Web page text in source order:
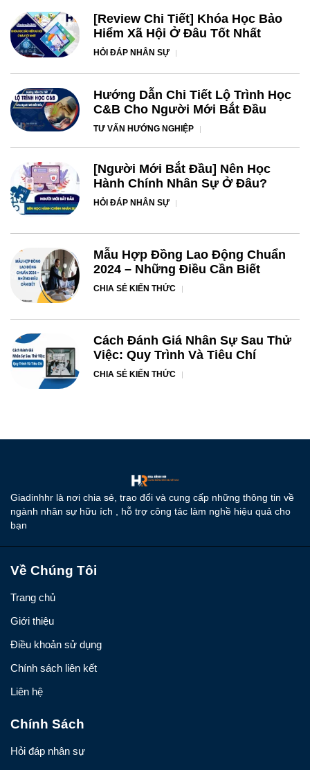
[Review Chi Tiết] Khóa Học Bảo
Hiểm Xã Hội Ở Đâu Tốt Nhất
HỎI ĐÁP NHÂN SỰ
Hướng Dẫn Chi Tiết Lộ Trình Học
C&B Cho Người Mới Bắt Đầu
TƯ VẤN HƯỚNG NGHIỆP
[Người Mới Bắt Đầu] Nên Học
Hành Chính Nhân Sự Ở Đâu?
HỎI ĐÁP NHÂN SỰ
Mẫu Hợp Đồng Lao Động Chuẩn
2024 – Những Điều Cần Biết
CHIA SẺ KIẾN THỨC
Cách Đánh Giá Nhân Sự Sau Thử
Việc: Quy Trình Và Tiêu Chí
CHIA SẺ KIẾN THỨC
Giadinhhr là nơi chia sẻ, trao đổi và cung cấp những thông tin về
ngành nhân sự hữu ích , hỗ trợ công tác làm nghề hiệu quả cho
bạn
Về Chúng Tôi
Trang chủ
Giới thiệu
Điều khoản sử dụng
Chính sách liên kết
Liên hệ
Chính Sách
Hỏi đáp nhân sự